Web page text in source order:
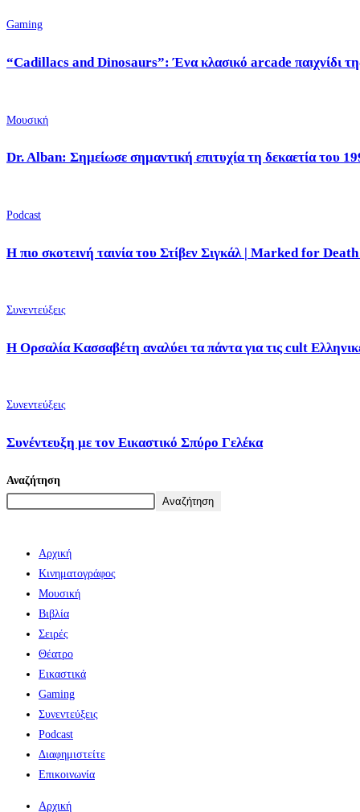
Gaming
“Cadillacs and Dinosaurs”: Ένα κλασικό arcade παιχνίδι
Μουσική
Dr. Alban: Σημείωσε σημαντική επιτυχία τη δεκαετία του
Podcast
Η πιο σκοτεινή ταινία του Στίβεν Σιγκάλ | Marked for
Συνεντεύξεις
Η Ορσαλία Κασσαβέτη αναλύει τα πάντα για τις cult
Συνεντεύξεις
Συνέντευξη με τον Εικαστικό Σπύρο Γελέκα
Αναζήτηση
Αναζήτηση
Αρχική
Κινηματογράφος
Μουσική
Βιβλία
Σειρές
Θέατρο
Εικαστικά
Gaming
Συνεντεύξεις
Podcast
Διαφημιστείτε
Επικοινωνία
Αρχική